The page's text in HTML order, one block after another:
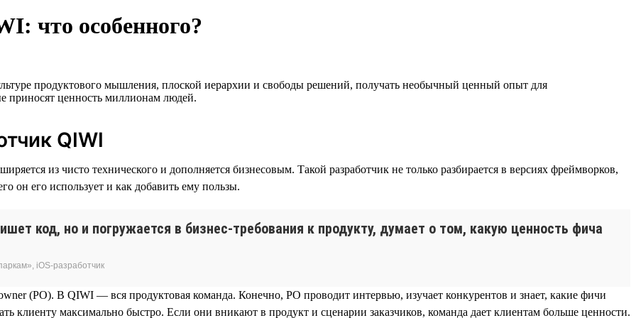
что особенного?
продуктового мышления, плоской иерархии и свободы решений, получать необычный ценный опыт для
приносят ценность миллионам людей.
QIWI
из чисто технического и дополняется бизнесовым. Такой разработчик не только разбирается в версиях фреймворков,
он его использует и как добавить ему пользы.
код, но и погружается в бизнес-требования к продукту, думает о том, какую ценность фича
iOS-разработчик
(PO). В QIWI — вся продуктовая команда. Конечно, PO проводит интервью, изучает конкурентов и знает, какие фичи
клиенту максимально быстро. Если они вникают в продукт и сценарии заказчиков, команда дает клиентам больше ценности.